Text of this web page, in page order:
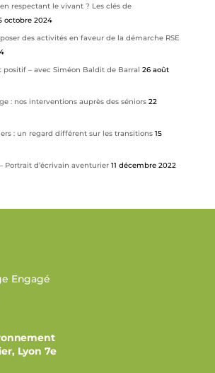
respectant le vivant ? Les clés de
octobre 2024
des activités en faveur de la démarche RSE
positif – avec Siméon Baldit de Barral 26 août
: nos interventions auprès des séniors 22
: un regard différent sur les transitions 15
Portrait d’écrivain aventurier 11 décembre 2022
Engagé
Lyon 7e